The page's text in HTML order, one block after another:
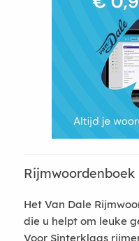
Rijmwoordenboek
Het Van Dale
die u helpt om leuke
Voor Sinterklaas